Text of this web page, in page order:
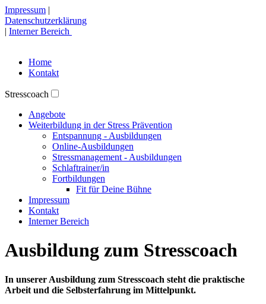
Impressum |
Datenschutzerklärung
| Interner Bereich
Home
Kontakt
Stresscoach
Angebote
Weiterbildung in der Stress Prävention
Entspannung - Ausbildungen
Online-Ausbildungen
Stressmanagement - Ausbildungen
Schlaftrainer/in
Fortbildungen
Fit für Deine Bühne
Impressum
Kontakt
Interner Bereich
Ausbildung zum Stresscoach
In unserer Ausbildung zum Stresscoach steht die praktische
Arbeit und die Selbsterfahrung im Mittelpunkt.